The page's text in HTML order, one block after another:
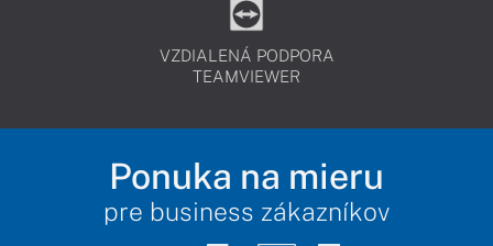
VZDIALENÁ PODPORA
TEAMVIEWER
Ponuka na mieru
pre business zákazníkov